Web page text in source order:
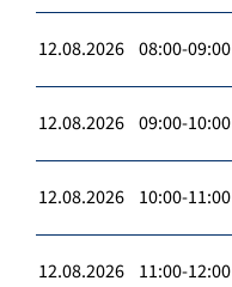
12.08.2026 08:00-09:00
12.08.2026 09:00-10:00
12.08.2026 10:00-11:00
12.08.2026 11:00-12:00